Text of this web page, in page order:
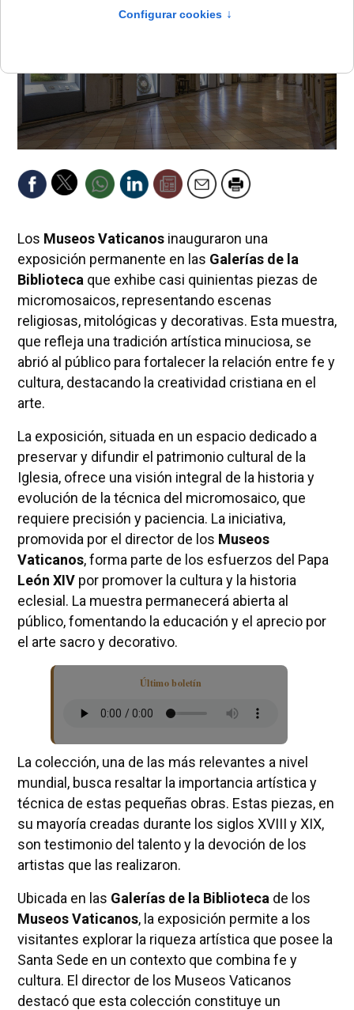
Los Museos Vaticanosinauguraron una
exposición permanente en las Galerías de la
Biblioteca que exhibe casi quinientas piezas de
micromosaicos, representando escenas
religiosas, mitológicas y decorativas. Esta muestra,
que refleja una tradición artística minuciosa, se
abrió al público para fortalecer la relación entre fe y
cultura, destacando la creatividad cristiana en el
arte.
La exposición, situada en un espacio dedicado a
preservar y difundir el patrimonio cultural de la
Iglesia, ofrece una visión integral de la historia y
evolución de la técnica del micromosaico, que
requiere precisión y paciencia. La iniciativa,
promovida por el director de los Museos
Vaticanos, forma parte de los esfuerzos del Papa
León XIVpor promover la cultura y la historia
eclesial. La muestra permanecerá abierta al
público, fomentando la educación y el aprecio por
el arte sacro y decorativo.
Último boletín
La colección, una de las más relevantes a nivel
mundial, busca resaltar la importancia artística y
técnica de estas pequeñas obras. Estas piezas, en
su mayoría creadas durante los siglos XVIII y XIX,
son testimonio del talento y la devoción de los
artistas que las realizaron.
Ubicada en las Galerías de la Biblioteca de los
Museos Vaticanos, la exposición permite a los
visitantes explorar la riqueza artística que posee la
Santa Sede en un contexto que combina fe y
cultura. El director de los Museos Vaticanos
destacó que esta colección constituye un